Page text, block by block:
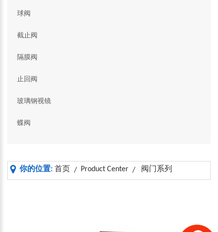
球阀
截止阀
隔膜阀
止回阀
玻璃钢视镜
蝶阀
你的位置: 首页 / Product Center / 阀门系列